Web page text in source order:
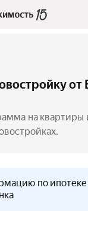
от
на квартиры
по